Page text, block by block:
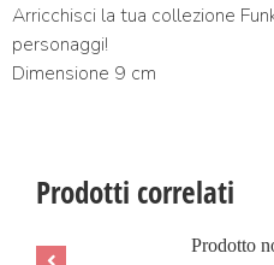
Arricchisci la tua collezione
personaggi!
Dimensione 9 cm
Prodotti correlati
Prodotto